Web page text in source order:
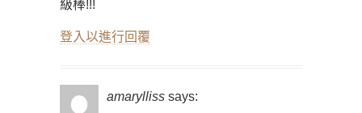
級棒!!!
登入以進行回覆
amarylliss says: